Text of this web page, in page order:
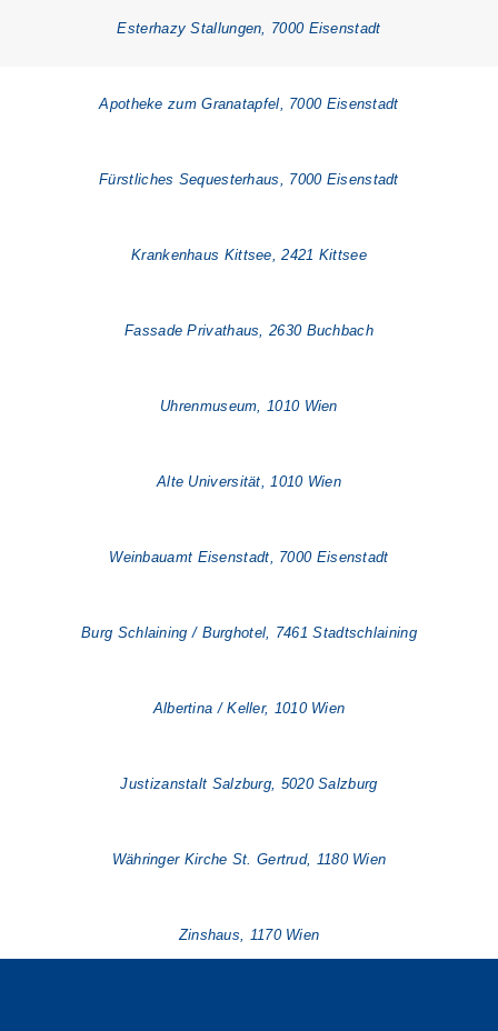
Esterhazy Stallungen, 7000 Eisenstadt
Apotheke zum Granatapfel, 7000 Eisenstadt
Fürstliches Sequesterhaus, 7000 Eisenstadt
Krankenhaus Kittsee, 2421 Kittsee
Fassade Privathaus, 2630 Buchbach
Uhrenmuseum, 1010 Wien
Alte Universität, 1010 Wien
Weinbauamt Eisenstadt, 7000 Eisenstadt
Burg Schlaining / Burghotel, 7461 Stadtschlaining
Albertina / Keller, 1010 Wien
Justizanstalt Salzburg, 5020 Salzburg
Währinger Kirche St. Gertrud, 1180 Wien
Zinshaus, 1170 Wien